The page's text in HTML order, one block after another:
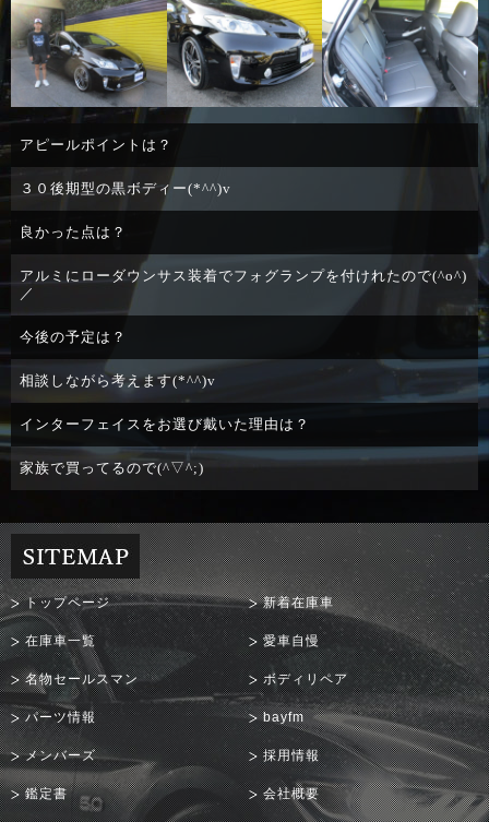
アピールポイントは？
３０後期型の黒ボディー(*^^)v
良かった点は？
アルミにローダウンサス装着でフォグランプを付けれたので(^o^)
／
今後の予定は？
相談しながら考えます(*^^)v
インターフェイスをお選び戴いた理由は？
家族で買ってるので(^▽^;)
トップページ 新着在庫車
在庫車一覧 愛車自慢
名物セールスマン ボディリペア
パーツ情報 bayfm
メンバーズ 採用情報
鑑定書 会社概要